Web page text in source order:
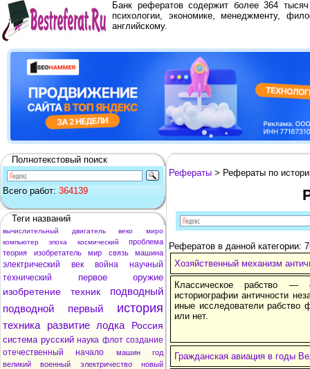
Банк рефератов содержит более 364
психологии, экономике, менеджменту,
английскому.
Полнотекстовый поиск
Всего работ: 364139
Теги названий
вычислительный двигатель веко
миро
компьютер
эпоха космический
проблема
теория
изобретатель мир связь машина
электрический век война
научный
технический
первое оружие
изобретение техник
подводный
подводной
первый история
техника развитие лодка Россия
система русский наука флот создание
отечественный
начало машин
год
великий
военный электричество
новый
Рефераты > Рефераты по
Рефератов в данной категории:
Хозяйственный механизм
Классическое рабство —
историографии античности
иные исследователи рабство
или нет.
Гражданская авиация в годы